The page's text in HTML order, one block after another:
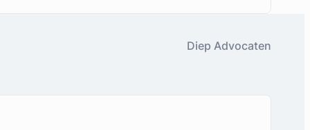
Diep Advocaten